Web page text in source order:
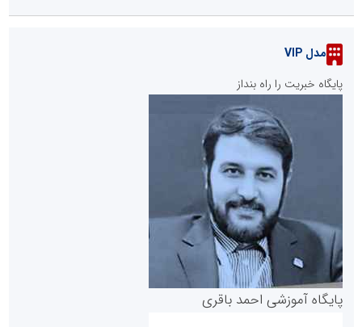
مدل VIP
پایگاه خبریت را راه بنداز
پایگاه آموزشی احمد باقری